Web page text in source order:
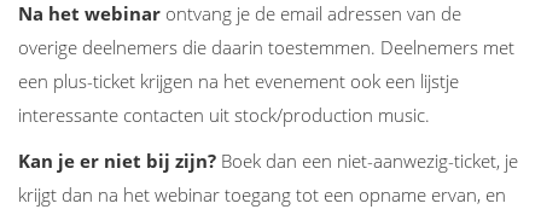
Na het webinar ontvang je de email adressen van de
overige deelnemers die daarin toestemmen. Deelnemers met
een plus-ticket krijgen na het evenement ook een lijstje
interessante contacten uit stock/production music.
Kan je er niet bij zijn? Boek dan een niet-aanwezig-ticket, je
krijgt dan na het webinar toegang tot een opname ervan, en